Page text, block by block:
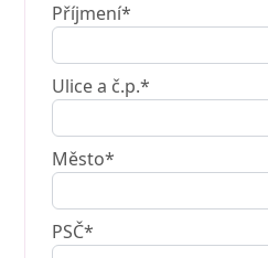
Příjmení*
Ulice a č.p.*
Město*
PSČ*